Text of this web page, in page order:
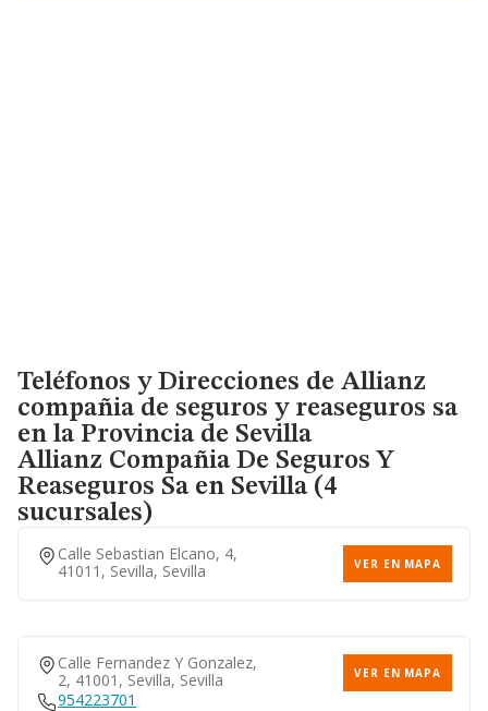
Teléfonos y Direcciones de Allianz
compañia de seguros y reaseguros sa
en la Provincia de Sevilla
Allianz Compañia De Seguros Y
Reaseguros Saen Sevilla (4
sucursales)
Calle Sebastian Elcano, 4,
41011, Sevilla, Sevilla
VER EN MAPA
Calle Fernandez Y Gonzalez,
2, 41001, Sevilla, Sevilla
VER EN MAPA
954223701